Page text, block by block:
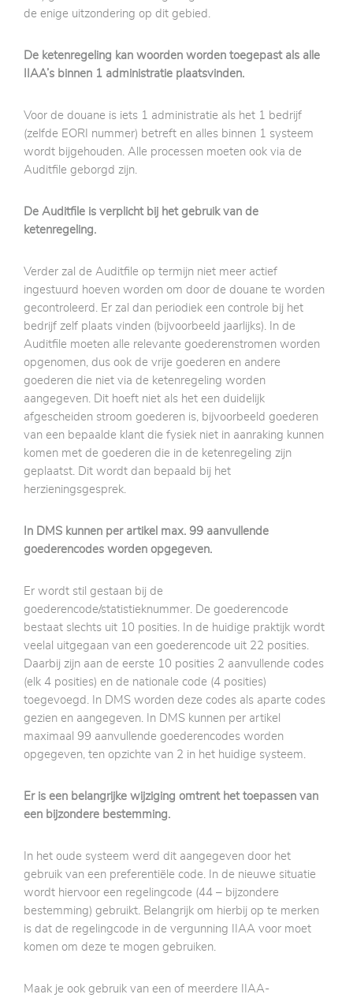
de enige uitzondering op dit gebied.
De ketenregeling kan woorden worden toegepast als alle
IIAA’s binnen 1 administratie plaatsvinden.
Voor de douane is iets 1 administratie als het 1 bedrijf
(zelfde EORI nummer) betreft en alles binnen 1 systeem
wordt bijgehouden. Alle processen moeten ook via de
Auditfile geborgd zijn.
De Auditfile is verplicht bij het gebruik van de
ketenregeling.
Verder zal de Auditfile op termijn niet meer actief
ingestuurd hoeven worden om door de douane te worden
gecontroleerd. Er zal dan periodiek een controle bij het
bedrijf zelf plaats vinden (bijvoorbeeld jaarlijks). In de
Auditfile moeten alle relevante goederenstromen worden
opgenomen, dus ook de vrije goederen en andere
goederen die niet via de ketenregeling worden
aangegeven. Dit hoeft niet als het een duidelijk
afgescheiden stroom goederen is, bijvoorbeeld goederen
van een bepaalde klant die fysiek niet in aanraking kunnen
komen met de goederen die in de ketenregeling zijn
geplaatst. Dit wordt dan bepaald bij het
herzieningsgesprek.
In DMS kunnen per artikel max. 99 aanvullende
goederencodes worden opgegeven.
Er wordt stil gestaan bij de
goederencode/statistieknummer. De goederencode
bestaat slechts uit 10 posities. In de huidige praktijk wordt
veelal uitgegaan van een goederencode uit 22 posities.
Daarbij zijn aan de eerste 10 posities 2 aanvullende codes
(elk 4 posities) en de nationale code (4 posities)
toegevoegd. In DMS worden deze codes als aparte codes
gezien en aangegeven. In DMS kunnen per artikel
maximaal 99 aanvullende goederencodes worden
opgegeven, ten opzichte van 2 in het huidige systeem.
Er is een belangrijke wijziging omtrent het toepassen van
een bijzondere bestemming.
In het oude systeem werd dit aangegeven door het
gebruik van een preferentiële code. In de nieuwe situatie
wordt hiervoor een regelingcode (44 – bijzondere
bestemming) gebruikt. Belangrijk om hierbij op te merken
is dat de regelingcode in de vergunning IIAA voor moet
komen om deze te mogen gebruiken.
Maak je ook gebruik van een of meerdere IIAA-